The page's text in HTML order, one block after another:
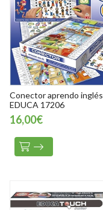
Conector aprendo inglés
EDUCA 17206
16,00€